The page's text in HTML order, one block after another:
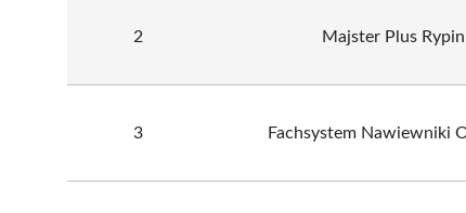
2 Majster Plus Rypin
3 Fachsystem Nawiewniki